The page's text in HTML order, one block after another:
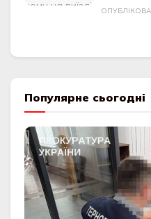
Популярне сьогодні